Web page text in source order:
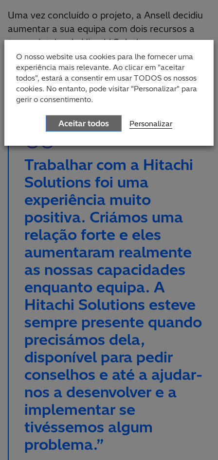
Uma vez concluído o projeto, a Ansell decidiu
aumentar a sua equipa com dois recursos a
tempo inteiro da Hitachi Solutions para os
ajudar a continuar a conceber, desenvolver,
expandir e melhorar a solução.
Trabalhar com a Hitachi
Solutions foi uma
experiência muito
positiva. Criámos uma
relação forte e eles
aumentaram realmente
as nossas capacidades
enquanto equipa. A
Hitachi Solutions esteve
sempre presente quando
precisámos dela,
disponível para pedir
conselhos e até a ajudar-
nos a desenvolver e a
implementar se
tivéssemos algum
problema.”
O nosso website usa cookies para lhe fornecer uma
experiência mais relevante. Ao clicar em "aceitar
todos", estará a consentir em usar TODOS os nossos
cookies. No entanto, pode visitar "Personalizar" para
gerir o consentimento.
Aceitar todos Personalizar